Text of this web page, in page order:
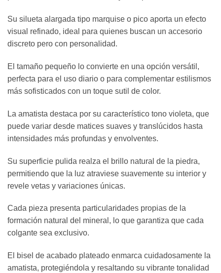
Su silueta alargada tipo marquise o pico aporta un efecto
visual refinado, ideal para quienes buscan un accesorio
discreto pero con personalidad.
El tamaño pequeño lo convierte en una opción versátil,
perfecta para el uso diario o para complementar estilismos
más sofisticados con un toque sutil de color.
La amatista destaca por su característico tono violeta, que
puede variar desde matices suaves y translúcidos hasta
intensidades más profundas y envolventes.
Su superficie pulida realza el brillo natural de la piedra,
permitiendo que la luz atraviese suavemente su interior y
revele vetas y variaciones únicas.
Cada pieza presenta particularidades propias de la
formación natural del mineral, lo que garantiza que cada
colgante sea exclusivo.
El bisel de acabado plateado enmarca cuidadosamente la
amatista, protegiéndola y resaltando su vibrante tonalidad